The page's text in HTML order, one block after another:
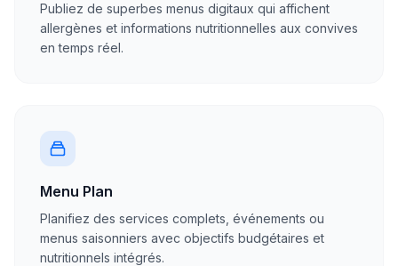
Publiez de superbes menus digitaux qui affichent
allergènes et informations nutritionnelles aux convives
en temps réel.
Menu Plan
Planifiez des services complets, événements ou
menus saisonniers avec objectifs budgétaires et
nutritionnels intégrés.